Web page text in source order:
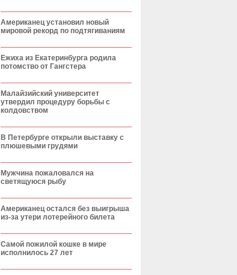
Американец установил новый
мировой рекорд по подтягиваниям
Ежиха из Екатеринбурга родила
потомство от Гангстера
Малайзийский университет
утвердил процедуру борьбы с
колдовством
В Петербурге открыли выставку с
плюшевыми грудями
Мужчина пожаловался на
светящуюся рыбу
Американец остался без выигрыша
из-за утери лотерейного билета
Самой пожилой кошке в мире
исполнилось 27 лет